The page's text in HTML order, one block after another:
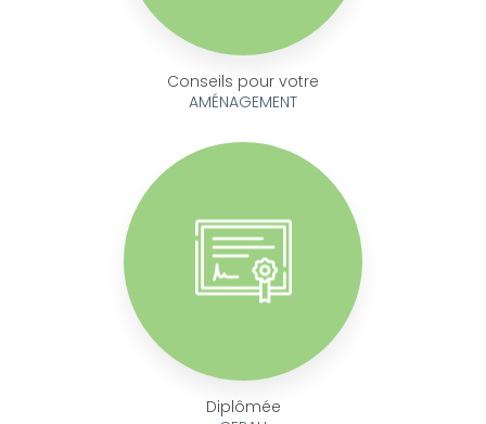
Conseils pour votre
AMÉNAGEMENT
Diplômée